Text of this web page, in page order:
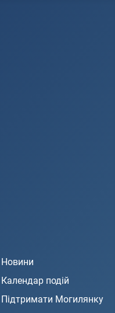
Новини
Календар подій
Підтримати Могилянку